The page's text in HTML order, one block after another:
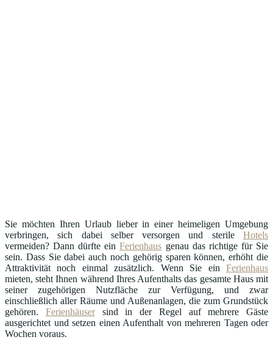
Sie möchten Ihren Urlaub lieber in einer heimeligen Umgebung
verbringen, sich dabei selber versorgen und sterile Hotels
vermeiden? Dann dürfte einFerienhaus genau das richtige für Sie
sein. Dass Sie dabei auch noch gehörig sparen können, erhöht die
Attraktivität noch einmal zusätzlich. Wenn Sie ein Ferienhaus
mieten, steht Ihnen während Ihres Aufenthalts das gesamte Haus mit
seiner zugehörigen Nutzfläche zur Verfügung, und zwar
einschließlich aller Räume und Außenanlagen, die zum Grundstück
gehören. Ferienhäusersind in der Regel auf mehrere Gäste
ausgerichtet und setzen einen Aufenthalt von mehreren Tagen oder
Wochen voraus.